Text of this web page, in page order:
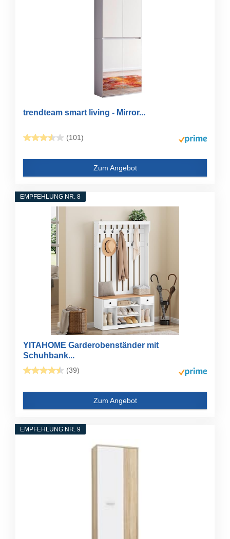
trendteam smart living - Mirror...
(101)
Zum Angebot
EMPFEHLUNG NR. 8
YITAHOME Garderobenständer mit
Schuhbank...
(39)
Zum Angebot
EMPFEHLUNG NR. 9